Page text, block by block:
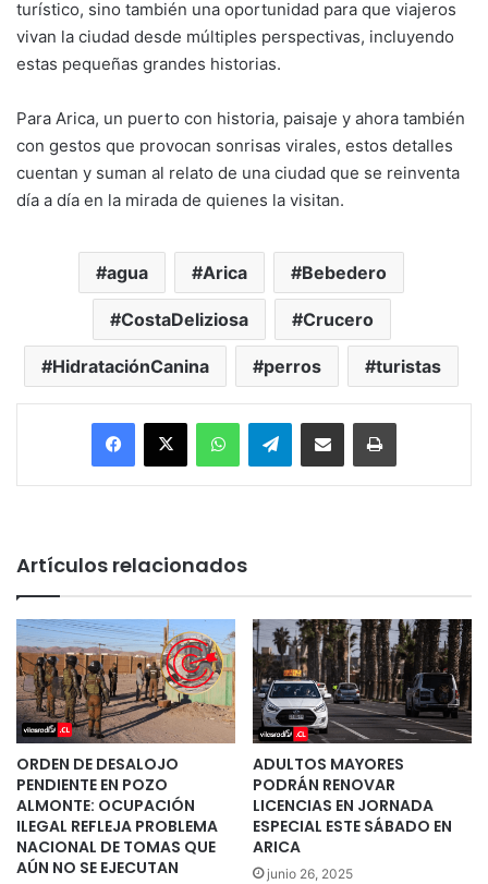
turístico, sino también una oportunidad para que viajeros
vivan la ciudad desde múltiples perspectivas, incluyendo
estas pequeñas grandes historias.
Para Arica, un puerto con historia, paisaje y ahora también
con gestos que provocan sonrisas virales, estos detalles
cuentan y suman al relato de una ciudad que se reinventa
día a día en la mirada de quienes la visitan.
agua Arica Bebedero
CostaDeliziosa Crucero
HidrataciónCanina perros turistas
Facebook
X WhatsAppTelegramEnviar vía email Imprimir
Artículos relacionados
ORDEN DE DESALOJO
PENDIENTE EN POZO
ALMONTE: OCUPACIÓN
ILEGAL REFLEJA PROBLEMA
NACIONAL DE TOMAS QUE
AÚN NO SE EJECUTAN
ADULTOS MAYORES
PODRÁN RENOVAR
LICENCIAS EN JORNADA
ESPECIAL ESTE SÁBADO EN
ARICA
junio 26, 2025